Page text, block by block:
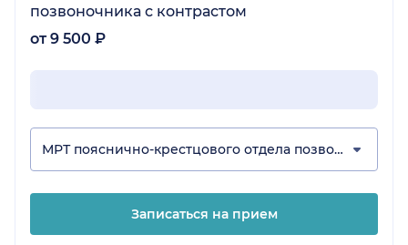
позвоночника с контрастом
от 9 500 ₽
МРТ пояснично-крестцового отдела позвоночника
Записаться на прием